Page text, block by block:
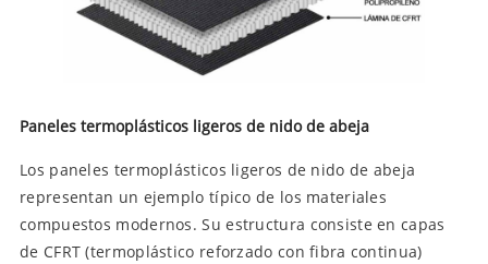
Paneles termoplásticos ligeros de nido de abeja
Los paneles termoplásticos ligeros de nido de abeja
representan un ejemplo típico de los materiales
compuestos modernos. Su estructura consiste en capas
de CFRT (termoplástico reforzado con fibra continua)